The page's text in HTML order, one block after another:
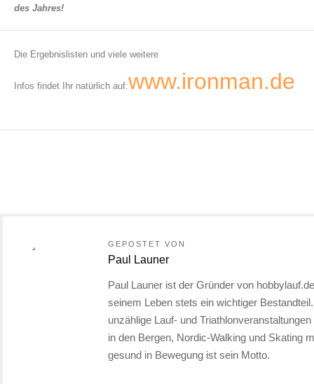
des Jahres!
Die Ergebnislisten und viele weitere
Infos findet Ihr natürlich auf:www.ironman.de
GEPOSTET VON
Paul Launer
Paul Launer ist der Gründer von
seinem Leben stets ein wichtiger
unzählige Lauf- und
in den Bergen, Nordic-Walking und Skating
gesund in Bewegung ist sein Motto.